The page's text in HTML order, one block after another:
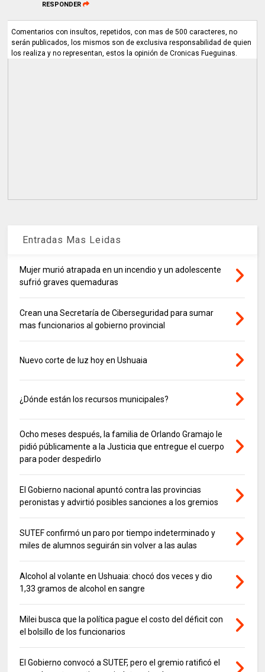
RESPONDER
Comentarios con insultos, repetidos, con mas de 500 caracteres, no
serán publicados, los mismos son de exclusiva responsabilidad de quien
los realiza y no representan, estos la opinión de Cronicas Fueguinas.
Entradas Mas Leidas
Mujer murió atrapada en un incendio y un adolescente
sufrió graves quemaduras
Crean una Secretaría de Ciberseguridad para sumar
mas funcionarios al gobierno provincial
Nuevo corte de luz hoy en Ushuaia
¿Dónde están los recursos municipales?
Ocho meses después, la familia de Orlando Gramajo le
pidió públicamente a la Justicia que entregue el cuerpo
para poder despedirlo
El Gobierno nacional apuntó contra las provincias
peronistas y advirtió posibles sanciones a los gremios
SUTEF confirmó un paro por tiempo indeterminado y
miles de alumnos seguirán sin volver a las aulas
Alcohol al volante en Ushuaia: chocó dos veces y dio
1,33 gramos de alcohol en sangre
Milei busca que la política pague el costo del déficit con
el bolsillo de los funcionarios
El Gobierno convocó a SUTEF, pero el gremio ratificó el